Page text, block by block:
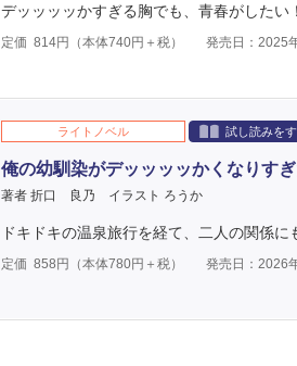
デッッッッかすぎる胸でも、青春がした
定価 814円（本体740円＋税） 発売日：2025
ライトノベル 試し読みを
俺の幼馴染がデッッッッかくなりすぎ
著者 折口 良乃 イラスト ろうか
ドキドキの温泉旅行を経て、二人の関係
定価 858 円（本体780円＋税） 発売日：2026